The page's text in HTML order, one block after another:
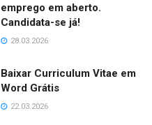
emprego em aberto.
Candidata-se já!
28.03.2026
Baixar Curriculum Vitae em
Word Grátis
22.03.2026